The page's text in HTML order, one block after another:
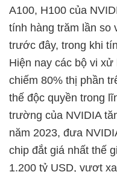
A100, H100 của
tính hàng trăm lần so
trước đây, trong khi
Hiện nay các bộ vi
chiếm 80% thị phần
thế độc quyền trong
trường của NVIDIA
năm 2023, đưa
chip đắt giá nhất thế
1.200 tỷ USD, vượt